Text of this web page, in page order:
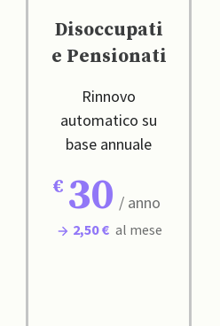
Disoccupati
e Pensionati
Rinnovo
automatico su
base annuale
30 / anno
2,50 € al mese